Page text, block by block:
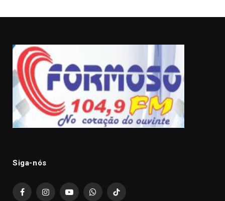
Siga-nós
FacebookInstagramYouTubeWhatsAppTikTok